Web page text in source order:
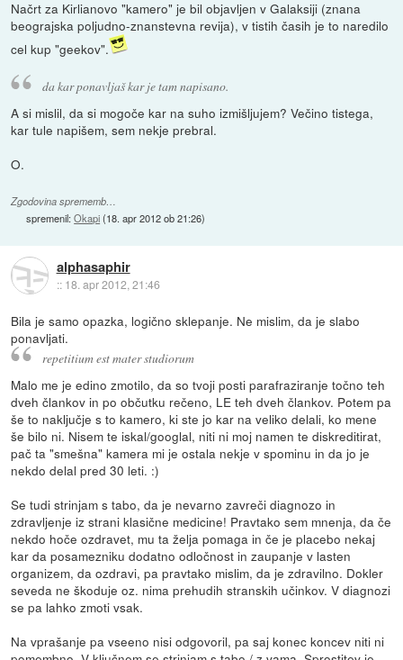
Načrt za Kirlianovo "kamero" je bil objavljen v Galaksiji (znana
beograjska poljudno-znanstevna revija), v tistih časih je to naredilo
cel kup "geekov".
da kar ponavljaš kar je tam napisano.
A si mislil, da si mogoče kar na suho izmišljujem? Večino tistega,
kar tule napišem, sem nekje prebral.
O.
Zgodovina sprememb…
spremenil:Okapi(18. apr 2012 ob 21:26)
alphasaphir
:: 18. apr 2012, 21:46
Bila je samo opazka, logično sklepanje. Ne mislim, da je slabo
ponavljati.
repetitium est mater studiorum
Malo me je edino zmotilo, da so tvoji posti parafraziranje točno teh
dveh člankov in po občutku rečeno, LE teh dveh člankov. Potem pa
še to naključje s to kamero, ki ste jo kar na veliko delali, ko mene
še bilo ni. Nisem te iskal/googlal, niti ni moj namen te diskreditirat,
pač ta "smešna" kamera mi je ostala nekje v spominu in da jo je
nekdo delal pred 30 leti. :)
Se tudi strinjam s tabo, da je nevarno zavreči diagnozo in
zdravljenje iz strani klasične medicine! Pravtako sem mnenja, da če
nekdo hoče ozdravet, mu ta želja pomaga in če je placebo nekaj
kar da posamezniku dodatno odločnost in zaupanje v lasten
organizem, da ozdravi, pa pravtako mislim, da je zdravilno. Dokler
seveda ne škoduje oz. nima prehudih stranskih učinkov. V diagnozi
se pa lahko zmoti vsak.
Na vprašanje pa vseeno nisi odgovoril, pa saj konec koncev niti ni